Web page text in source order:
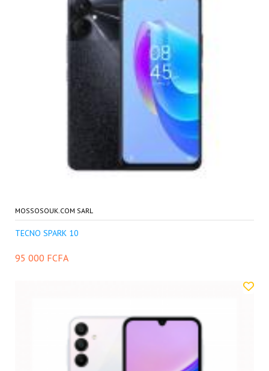
MOSSOSOUK.COM SARL
TECNO SPARK 10
95 000 FCFA